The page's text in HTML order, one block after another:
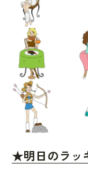
★明日のラッ